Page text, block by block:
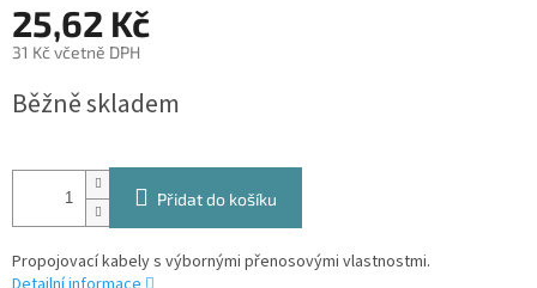
25,62 Kč
31 Kč včetně DPH
cena:
Běžně skladem
Přidat do košíku
Propojovací kabely s výbornými přenosovými vlastnostmi.